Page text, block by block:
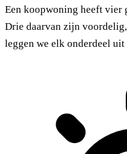
Een koopwoning heeft vier
Drie daarvan zijn
leggen we elk onderdeel uit